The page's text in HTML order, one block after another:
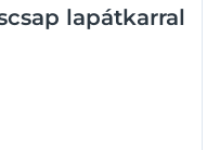
lapátkarral